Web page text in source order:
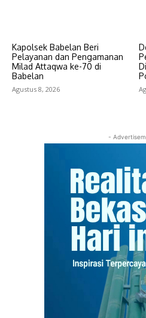
Kapolsek Babelan Beri
Pelayanan dan Pengamanan
Milad Attaqwa ke-70 di
Babelan
Agustus 8, 2026
-